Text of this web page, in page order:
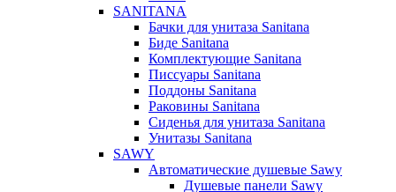
SANITANA
Бачки для унитаза Sanitana
Биде Sanitana
Комплектующие Sanitana
Писсуары Sanitana
Поддоны Sanitana
Раковины Sanitana
Сиденья для унитаза Sanitana
Унитазы Sanitana
SAWY
Автоматические душевые Sawy
Душевые панели Sawy